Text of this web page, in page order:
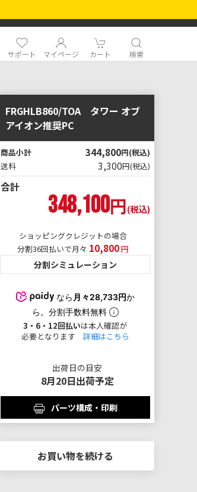
サポート マイページ カート 検索
FRGHLB860/TOA タワー オブ
アイオン推奨PC
商品小計 344,800円(税込)
送料
3,300円(税込)
合計
348,100円
ショッピングクレジットの場合
分割36回払いで月々 10,800円
分割シミュレーション
なら 月々28,733円か
ら。分割手数料無料
3・6・12回払いは本人確認が
必要となります 詳細はこちら
出荷日の目安
8月20日出荷予定
パーツ構成・印刷
お買い物を続ける